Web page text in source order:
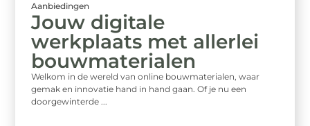
Aanbiedingen
Jouw digitale
werkplaats met allerlei
bouwmaterialen
Welkom in de wereld van online bouwmaterialen, waar
gemak en innovatie hand in hand gaan. Of je nu een
doorgewinterde ...